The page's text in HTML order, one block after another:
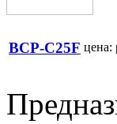
BCP-C25F цена: